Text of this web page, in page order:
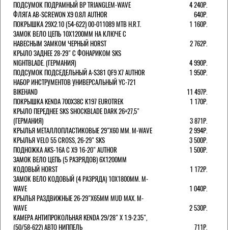
ПОДСУМОК ПОДРАМНЫЙ BP TRIANGLEM-WAVE
4 240Р.
ФЛЯГА AB-SCREWON X9 0.8Л AUTHOR
640Р.
ПОКРЫШКА 29X2.10 (54-622) 00-011089 MTB H.R.T.
1 160Р.
ЗАМОК ВЕЛО ЦЕПЬ 10Х1200ММ НА КЛЮЧЕ С
НАВЕСНЫМ ЗАМКОМ ЧЕРНЫЙ HORST
2 762Р.
КРЫЛО ЗАДНЕЕ 28-29" С ФОНАРИКОМ SKS
NIGHTBLADE. (ГЕРМАНИЯ)
4 990Р.
ПОДСУМОК ПОДСЕДЕЛЬНЫЙ A-S381 QF9 X7 AUTHOR
1 950Р.
НАБОР ИНСТРУМЕНТОВ УНИВЕРСАЛЬНЫЙ YC-721
BIKEHAND
11 497Р.
ПОКРЫШКА KENDA 700Х38С K197 EUROTREK
1 170Р.
КРЫЛО ПЕРЕДНЕЕ SKS SHOCKBLADE DARK 26+27,5"
(ГЕРМАНИЯ)
3 871Р.
КРЫЛЬЯ МЕТАЛЛОПЛАСТИКОВЫЕ 29"Х60 ММ. M-WAVE
2 994Р.
КРЫЛЬЯ VELO 55 CROSS, 26-29" SKS
3 500Р.
ПОДНОЖКА AKS-16A C X9 16-20" AUTHOR
1 500Р.
ЗАМОК ВЕЛО ЦЕПЬ (5 РАЗРЯДОВ) 6Х1200ММ
КОДОВЫЙ HORST
1 172Р.
ЗАМОК ВЕЛО КОДОВЫЙ (4 РАЗРЯДА) 10Х1800ММ. M-
WAVE
1 040Р.
КРЫЛЬЯ РАЗДВИЖНЫЕ 26-29"Х65ММ MUD MAX. M-
WAVE
2 530Р.
КАМЕРА АНТИПРОКОЛЬНАЯ KENDA 29/28" Х 1.9-2.35",
(50/58-622) АВТО НИППЕЛЬ
711Р.